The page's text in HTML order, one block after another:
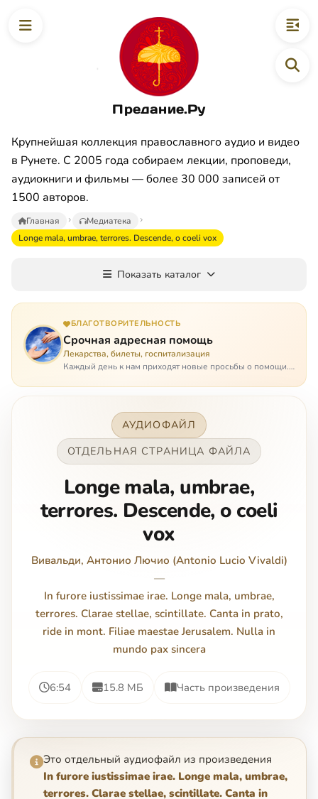
Предание.Ру
Крупнейшая коллекция православного аудио и видео
в Рунете. С 2005 года собираем лекции, проповеди,
аудиокниги и фильмы — более 30 000 записей от
1500 авторов.
Главная
Медиатека
Longe mala, umbrae, terrores. Descende, o coeli vox
Показать каталог
БЛАГОТВОРИТЕЛЬНОСТЬ
Срочная адресная помощь
Лекарства, билеты, госпитализация
Каждый день к нам приходят новые просьбы о помощи.
она нужна была вчера: в приеме лекарств образовался
АУДИОФАЙЛ
ОТДЕЛЬНАЯ СТРАНИЦА ФАЙЛА
Longe mala, umbrae,
terrores. Descende, o coeli
vox
Вивальди, Антонио Лючио (Antonio Lucio Vivaldi)
—
In furore iustissimae irae. Longe mala, umbrae,
terrores. Clarae stellae, scintillate. Canta in prato,
ride in mont. Filiae maestae Jerusalem. Nulla in
mundo pax sincera
6:54 15.8 МБ Часть произведения
Это отдельный аудиофайл из произведения
In furore iustissimae irae. Longe mala, umbrae,
terrores. Clarae stellae, scintillate. Canta in